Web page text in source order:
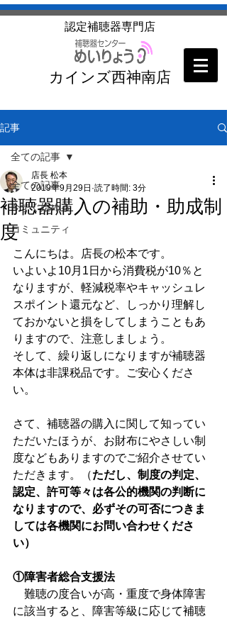
​認定補聴器専門店
カインズ西神南店
記事
全ての記事
今すぐ始める
コミュニティ
全ての記事
補聴器購入の補助・助成制
度
店長 松本
2019年9月29日 読了時間: 3分
こんにちは。店長の松本です。
いよいよ10月1日から消費税が10％と
なりますが、軽減税率やキャッシュレ
スポイント還元など、しっかり理解し
ておかないと損をしてしまうこともあ
りますので、注意しましょう。
そして、繰り返しになりますが補聴器
本体は非課税品です。ご安心くださ
い。
さて、補聴器の購入に関して知ってい
ただいたほうが、お財布にやさしい制
度などもありますのでご紹介させてい
ただきます。（ただし、制度の判定、
認定、許可等々は各公的機関の判断に
なりますので、必ずその可否につきま
しては各機関にお問い合わせくださ
い）
①障害者総合支援法
難聴の度合いが高・重度で身体障害
に該当すると、障害等級に応じて補聴